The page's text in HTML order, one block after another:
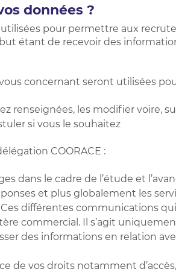
données ?
pour permettre aux
étant de recevoir des
concernant seront utilisées
renseignées, les modifier voire,
si vous le souhaitez
COORACE :
dans le cadre de l’étude et
et plus globalement les
différentes communications
commercial. Il s’agit
des informations en relation
de vos droits notamment